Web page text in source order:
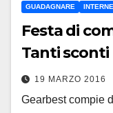
GUADAGNARE
Festa di
Tanti sconti
19 MARZO 2016
Gearbest compie